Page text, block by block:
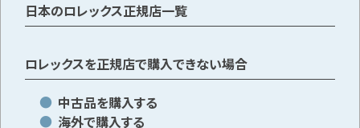
日本のロレックス正規店一覧
ロレックスを正規店で購入できない場合
中古品を購入する
海外で購入する